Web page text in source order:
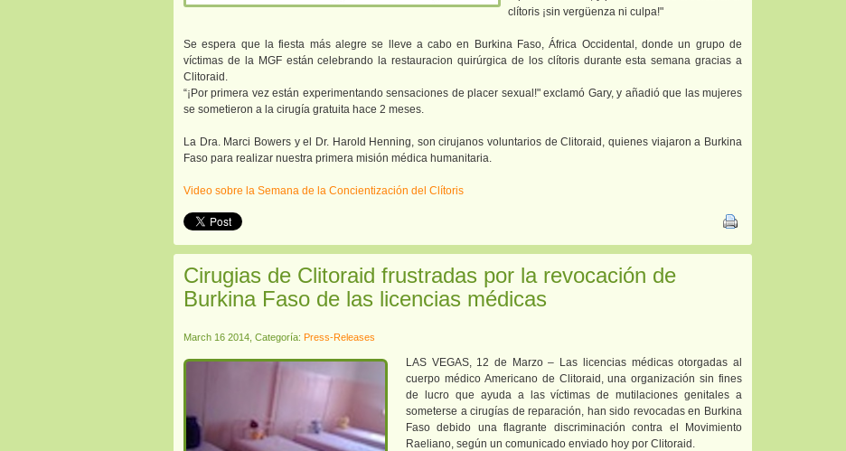
clítoris ¡sin vergüenza ni culpa!"
Se espera que la fiesta más alegre se lleve a cabo en Burkina Faso, África Occidental, donde un grupo de
víctimas de la MGF están celebrando la restauracion quirúrgica de los clítoris durante esta semana gracias a
Clitoraid.
“¡Por primera vez están experimentando sensaciones de placer sexual!" exclamó Gary, y añadió que las mujeres
se sometieron a la cirugía gratuita hace 2 meses.
La Dra. Marci Bowers y el Dr. Harold Henning, son cirujanos voluntarios de Clitoraid, quienes viajaron a Burkina
Faso para realizar nuestra primera misión médica humanitaria.
Video sobre la Semana de la Concientización del Clítoris
Cirugias de Clitoraid frustradas por la revocación de
Burkina Faso de las licencias médicas
March 16 2014, Categoría: Press-Releases
LAS VEGAS, 12 de Marzo – Las licencias médicas otorgadas al
cuerpo médico Americano de Clitoraid, una organización sin fines
de lucro que ayuda a las víctimas de mutilaciones genitales a
someterse a cirugías de reparación, han sido revocadas en Burkina
Faso debido una flagrante discriminación contra el Movimiento
Raeliano, según un comunicado enviado hoy por Clitoraid.